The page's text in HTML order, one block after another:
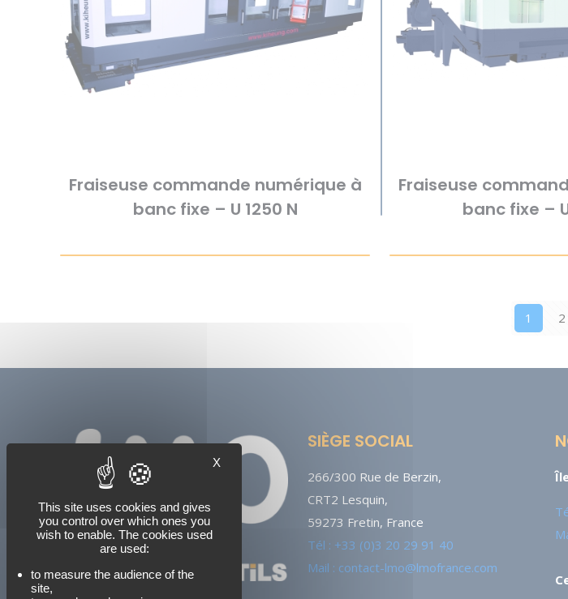
Fraiseuse commande numérique à
banc fixe – U 1250 N
Fraiseuse
banc fixe –
1 2
SIÈGE SOCIAL
266/300 Rue de Berzin,
CRT2 Lesquin,
59273 Fretin, France
Tél : +33 (0)3 20 29 91 40
Mail : contact-lmo@lmofrance.com
X
This site uses cookies and gives
you control over which ones you
wish to enable. The cookies used
are used:
to measure the audience of the
site,